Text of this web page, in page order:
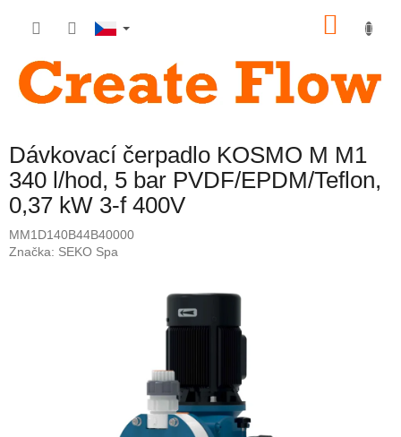
Dávkovací čerpadlo KOSMO M M1
340 l/hod, 5 bar PVDF/EPDM/Teflon,
0,37 kW 3-f 400V
MM1D140B44B40000
Značka: SEKO Spa